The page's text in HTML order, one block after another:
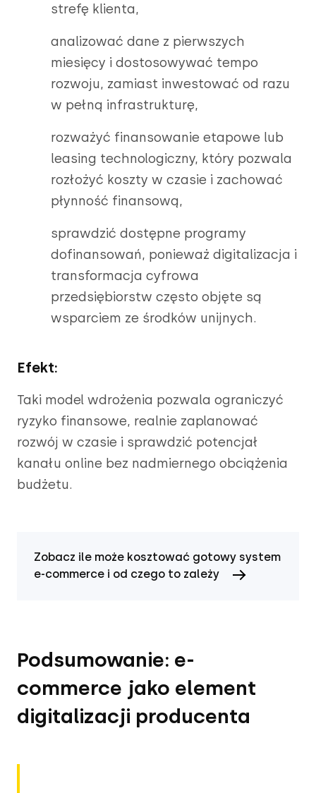
strefę klienta,
analizować dane z pierwszych
miesięcy i dostosowywać tempo
rozwoju, zamiast inwestować od razu
w pełną infrastrukturę,
rozważyć finansowanie etapowe lub
leasing technologiczny, który pozwala
rozłożyć koszty w czasie i zachować
płynność finansową,
sprawdzić dostępne programy
dofinansowań, ponieważ digitalizacja i
transformacja cyfrowa
przedsiębiorstw często objęte są
wsparciem ze środków unijnych.
Efekt:
Taki model wdrożenia pozwala ograniczyć
ryzyko finansowe, realnie zaplanować
rozwój w czasie i sprawdzić potencjał
kanału online bez nadmiernego obciążenia
budżetu.
Zobacz ile może kosztować gotowy system
e-commerce i od czego to zależy
Podsumowanie: e-
commerce jako element
digitalizacji producenta